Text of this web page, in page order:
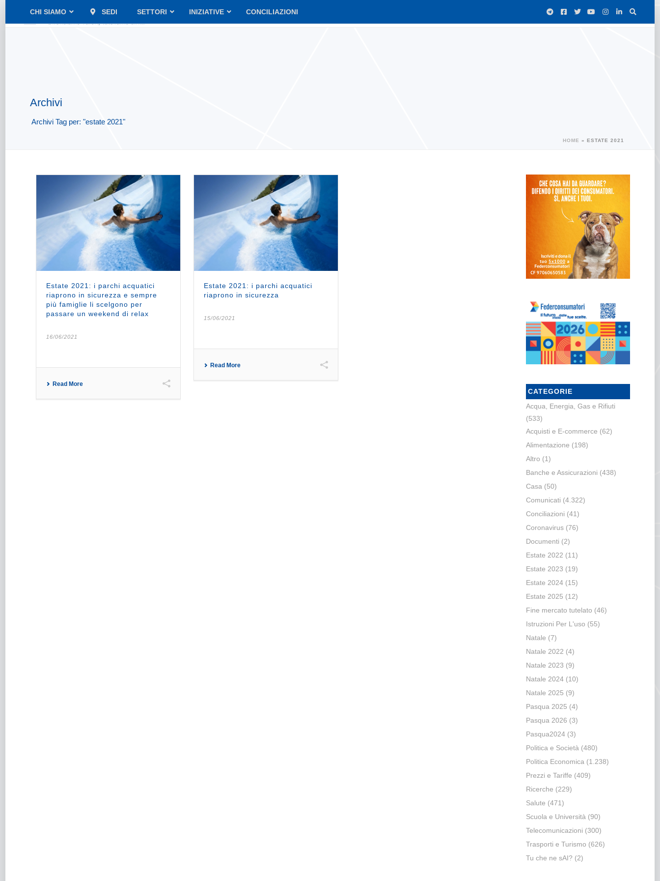
CHI SIAMO SEDI SETTORI INIZIATIVE CONCILIAZIONI
Archivi
Archivi Tag per: "estate 2021"
HOME » ESTATE 2021
Estate 2021: i parchi acquatici
riaprono in sicurezza e sempre
più famiglie li scelgono per
passare un weekend di relax
16/06/2021
Read More
Estate 2021: i parchi acquatici
riaprono in sicurezza
15/06/2021
Read More
CATEGORIE
Acqua, Energia, Gas e Rifiuti
(533)
Acquisti e E-commerce (62)
Alimentazione (198)
Altro (1)
Banche e Assicurazioni (438)
Casa (50)
Comunicati (4.322)
Conciliazioni (41)
Coronavirus(76)
Documenti (2)
Estate 2022 (11)
Estate 2023 (19)
Estate 2024(15)
Estate 2025 (12)
Fine mercato tutelato (46)
Istruzioni Per L'uso (55)
Natale (7)
Natale 2022 (4)
Natale 2023 (9)
Natale 2024(10)
Natale 2025 (9)
Pasqua 2025 (4)
Pasqua 2026 (3)
Pasqua2024(3)
Politica e Società (480)
Politica Economica (1.238)
Prezzi e Tariffe (409)
Ricerche (229)
Salute (471)
Scuola e Università (90)
Telecomunicazioni (300)
Trasporti e Turismo (626)
Tu che ne sAI? (2)